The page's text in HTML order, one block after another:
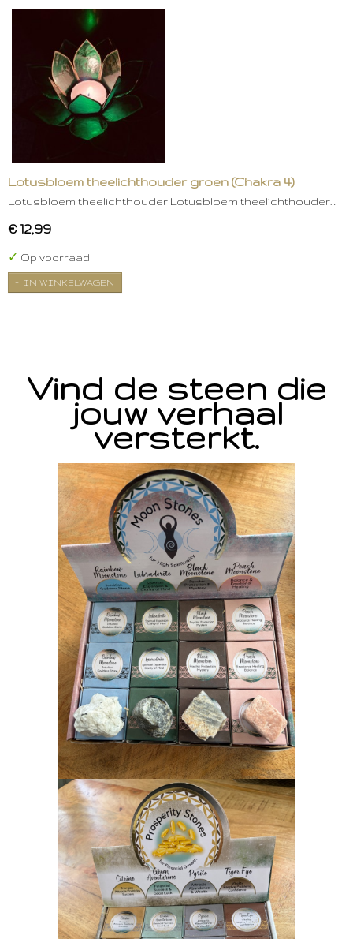
Lotusbloem theelichthouder groen (Chakra 4)
Lotusbloem theelichthouder Lotusbloem theelichthouder…
€ 12,99
✓ Op voorraad
IN WINKELWAGEN
Vind de steen die
jouw verhaal
versterkt.